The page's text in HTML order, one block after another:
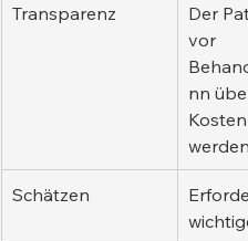
Transparenz
Der
vor
nn
Schätzen